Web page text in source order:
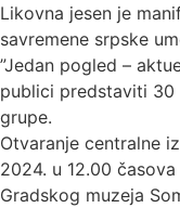
Likovna jesen je
savremene srpske
”Jedan pogled –
publici predstaviti 30
grupe.
Otvaranje centralne
2024. u 12.00
Gradskog muzeja